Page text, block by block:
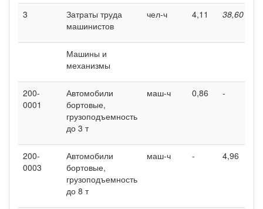
3
Затраты труда
машинистов
чел-ч 4,11 38,60
Машины и
механизмы
200-
0001
Автомобили
бортовые,
грузоподъемность
до 3 т
маш-ч 0,86 -
200-
0003
Автомобили
бортовые,
грузоподъемность
до 8 т
маш-ч - 4,96